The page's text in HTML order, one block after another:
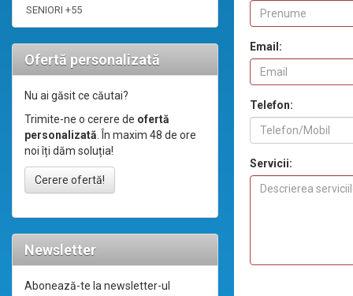
SENIORI +55
Ofertă personalizată
Nu ai găsit ce căutai?
Trimite-ne o cerere de ofertă
personalizată. În maxim 48 de ore
noi îți dăm soluția!
Cerere ofertă!
Newsletter
Abonează-te la newsletter-ul
Email:
Telefon:
Servicii: